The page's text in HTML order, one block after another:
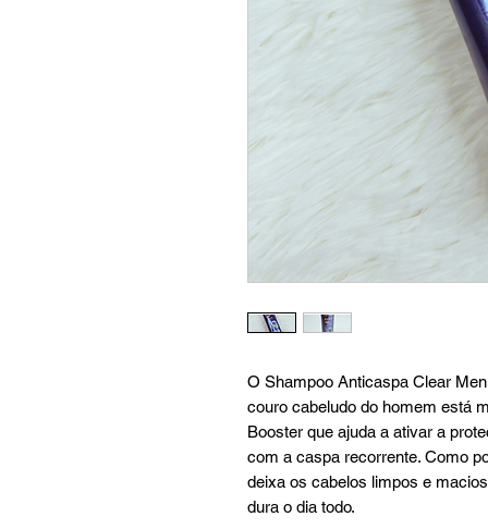
O Shampoo Anticaspa Clear
couro cabeludo do homem está
Booster que ajuda a ativar a
com a caspa recorrente. Como
deixa os cabelos limpos e
dura o dia todo.